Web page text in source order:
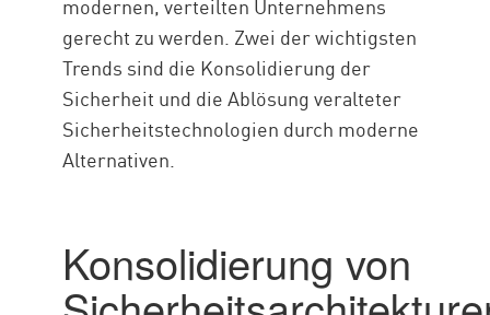
modernen, verteilten Unternehmens
gerecht zu werden. Zwei der wichtigsten
Trends sind die Konsolidierung der
Sicherheit und die Ablösung veralteter
Sicherheitstechnologien durch moderne
Alternativen.
Konsolidierung von